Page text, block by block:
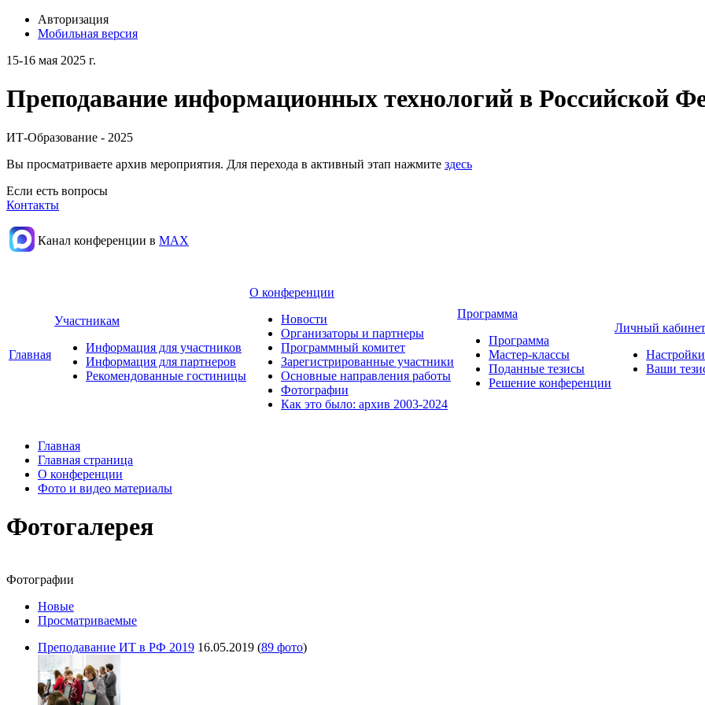
Авторизация
Мобильная версия
15-16 мая 2025 г.
Преподавание информационных технологий в Российской
ИТ-Образование - 2025
Вы просматриваете архив мероприятия. Для перехода в активный этап нажмите здесь
Если есть вопросы
Контакты
Канал конференции в МАХ
Главная
Участникам
Информация для участников
Информация для партнеров
Рекомендованные гостиницы
О конференции
Новости
Организаторы и партнеры
Программный комитет
Зарегистрированные участники
Основные направления работы
Фотографии
Как это было: архив 2003-2024
Программа
Программа
Мастер-классы
Поданные тезисы
Решение конференции
Личный кабинет
Настройки
Ваши
Главная
Главная страница
О конференции
Фото и видео материалы
Фотогалерея
Фотографии
Новые
Просматриваемые
Преподавание ИТ в РФ 2019 16.05.2019 (89 фото)